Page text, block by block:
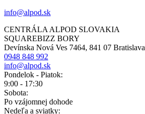
info@alpod.sk
CENTRÁLA ALPOD SLOVAKIA
SQUAREBIZZ BORY
Devínska Nová Ves 7464, 841 07 Bratislava
0948 848 992
info@alpod.sk
Pondelok - Piatok:
9:00 - 17:30
Sobota:
Po vzájomnej dohode
Nedeľa a sviatky: